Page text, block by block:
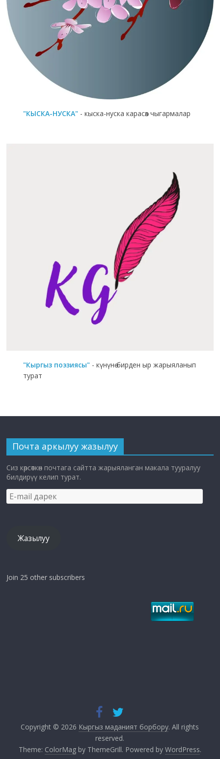
"КЫСКА-НУСКА" - кыска-нуска карасөз чыгармалар
"Кыргыз поэзиясы" - күнүнө бирден ыр жарыяланып
турат
Почта аркылуу жазылуу
Сиз көрсөткөн почтага сайтта жарыяланган макала тууралуу
билдирүү келип турат.
E-
mail
Жазылуу
Join 25 other subscribers
Copyright © 2026 Кыргыз маданият борбору. All rights
reserved.
Theme: ColorMagby ThemeGrill. Powered by WordPress.